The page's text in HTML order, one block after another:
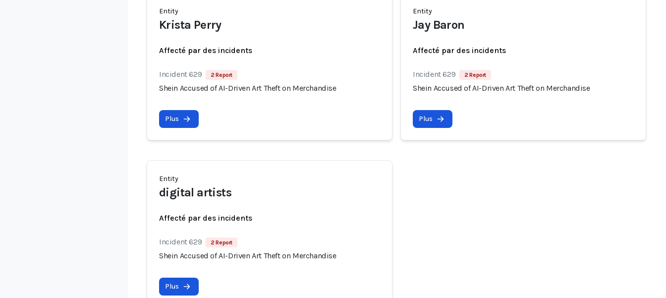
Entity
Krista Perry
Affecté par des incidents
Incident 629 2 Report
Shein Accused of AI-Driven Art Theft on Merchandise
Plus
Entity
Jay Baron
Affecté par des incidents
Incident 629 2 Report
Shein Accused of AI-Driven Art Theft on Merchandise
Plus
Entity
digital artists
Affecté par des incidents
Incident 629 2 Report
Shein Accused of AI-Driven Art Theft on Merchandise
Plus